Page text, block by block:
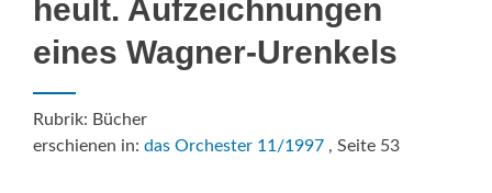
heult. Aufzeichnungen
eines Wagner-Urenkels
Rubrik: Bücher
erschienen in: das Orchester 11/1997 , Seite 53